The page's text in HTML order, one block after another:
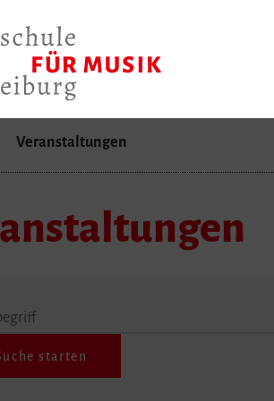
Veranstaltungen